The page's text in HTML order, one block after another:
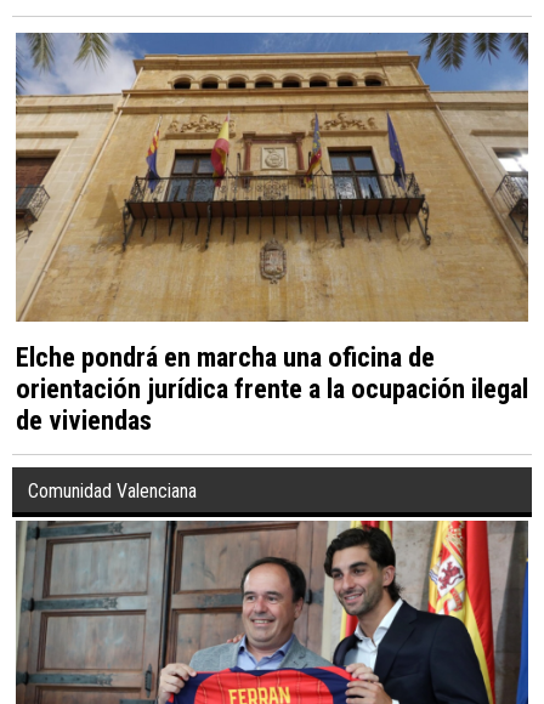
Elche pondrá en marcha una oficina de
orientación jurídica frente a la ocupación ilegal
de viviendas
Comunidad Valenciana